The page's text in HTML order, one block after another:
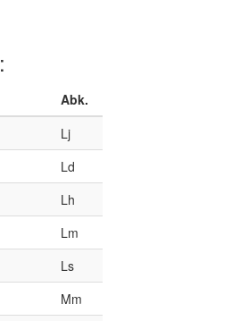
Abk.
Lj
Ld
Lh
Lm
Ls
Mm